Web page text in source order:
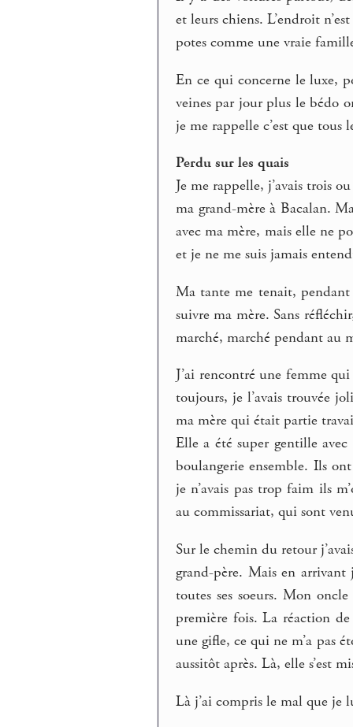
et leurs chiens. L’endroit
potes comme une vraie
En ce qui concerne le luxe,
veines par jour plus le bédo
je me rappelle c’est que
Perdu sur les quais
Je me rappelle, j’avais trois
ma grand-mère à Bacalan.
avec ma mère, mais elle ne
et je ne me suis jamais
Ma tante me tenait,
suivre ma mère. Sans
marché, marché pendant au
J’ai rencontré une femme
toujours, je l’avais trouvée
ma mère qui était partie
Elle a été super gentille
boulangerie ensemble. Ils
je n’avais pas trop faim ils
au commissariat, qui sont
Sur le chemin du retour
grand-père. Mais en
toutes ses soeurs. Mon
première fois. La réaction
une gifle, ce qui ne m’a pas
aussitôt après. Là, elle s’est
Là j’ai compris le mal que je